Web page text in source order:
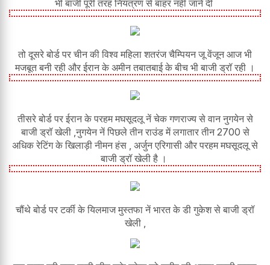
भी बाजी पूरी तरह नियंत्रण से बाहर नहीं जाने दी
तो दूसरे बोर्ड पर चीन की विश्व महिला शतरंज चैम्पियन जू वेंजून आज भी
मजबूत बनी रही और ईरान के अमीन तबातबाई के बीच भी बाजी ड्रॉ रही ।
तीसरे बोर्ड पर ईरान के परहम मघसूदलू नें चेक गणराज्य से वान नुगयेन से
बाजी ड्रॉ खेली ,नुगयेन नें पिछले तीन राउंड में लगातार तीन 2700 से
अधिक रेटिंग के खिलाड़ी नीमन हंस , अर्जुन एरिगासी और परहम मघसूदलू से
बाजी ड्रॉ खेली है ।
चौंथे बोर्ड पर टर्की के यिलमाज मुस्तफा नें भारत के डी गुकेश से बाजी ड्रॉ
खेली ,